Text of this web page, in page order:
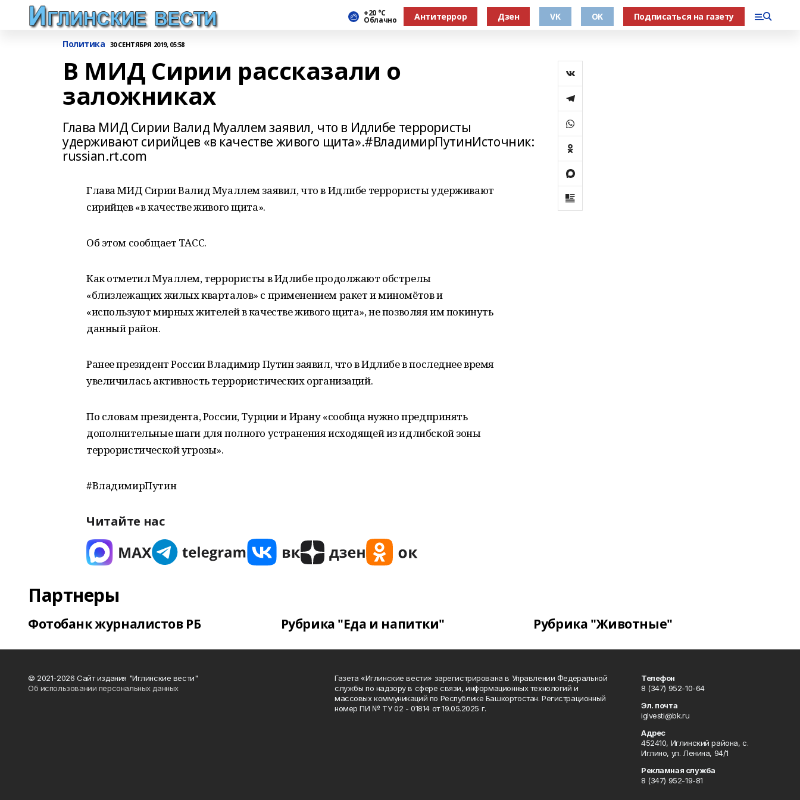
+20 °С
Облачно Антитеррор Дзен VK OK Подписаться на газету
Политика 30 СЕНТЯБРЯ 2019, 05:58
В МИД Сирии рассказали о
заложниках
Глава МИД Сирии Валид Муаллем заявил, что в Идлибе террористы
удерживают сирийцев «в качестве живого щита».#ВладимирПутинИсточник:
russian.rt.com
Глава МИД Сирии Валид Муаллем заявил, что в Идлибе террористы удерживают
сирийцев «в качестве живого щита».
Об этом сообщает ТАСС.
Как отметил Муаллем, террористы в Идлибе продолжают обстрелы
«близлежащих жилых кварталов» с применением ракет и миномётов и
«используют мирных жителей в качестве живого щита», не позволяя им покинуть
данный район.
Ранее президент России Владимир Путин заявил, что в Идлибе в последнее время
увеличилась активность террористических организаций.
По словам президента, России, Турции и Ирану «сообща нужно предпринять
дополнительные шаги для полного устранения исходящей из идлибской зоны
террористической угрозы».
#ВладимирПутин
Читайте нас
Партнеры
Фотобанк журналистов РБ Рубрика "Еда и напитки" Рубрика "Животные"
© 2021-2026 Сайт издания "Иглинские вести"
Об использовании персональных данных
Газета «Иглинские вести» зарегистрирована в Управлении Федеральной
службы по надзору в сфере связи, информационных технологий и
массовых коммуникаций по Республике Башкортостан. Регистрационный
номер ПИ № ТУ 02 - 01814 от 19.05.2025 г.
Телефон
8 (347) 952-10-64
Эл. почта
iglvesti@bk.ru
Адрес
452410, Иглинский района, с.
Иглино, ул. Ленина, 94/1
Рекламная служба
8 (347) 952-19-81